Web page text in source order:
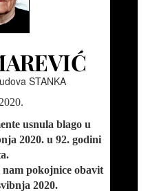
STANKA
usnula blago u
2020. u 92. godini
pokojnice obavit
2020.